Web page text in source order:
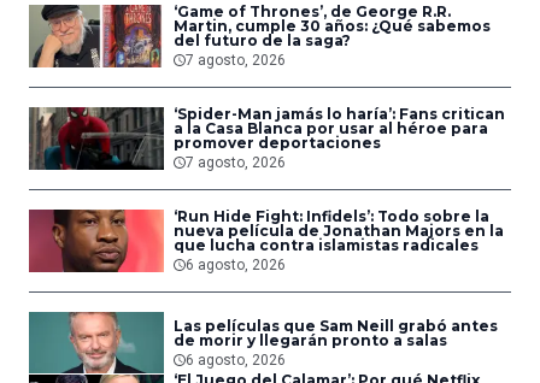
‘Game of Thrones’, de George R.R.
Martin, cumple 30 años: ¿Qué sabemos
del futuro de la saga?
7 agosto, 2026
‘Spider-Man jamás lo haría’: Fans critican
a la Casa Blanca por usar al héroe para
promover deportaciones
7 agosto, 2026
‘Run Hide Fight: Infidels’: Todo sobre la
nueva película de Jonathan Majors en la
que lucha contra islamistas radicales
6 agosto, 2026
Las películas que Sam Neill grabó antes
de morir y llegarán pronto a salas
6 agosto, 2026